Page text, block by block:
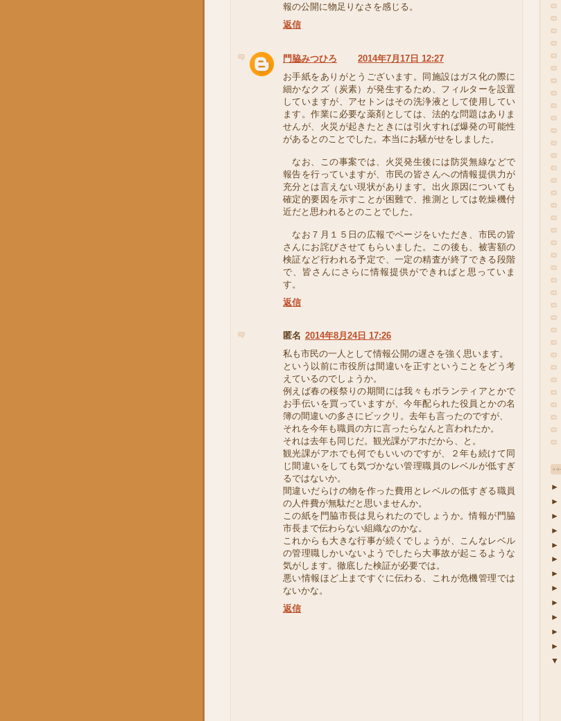
報の公開に物足りなさを感じる。
返信
門脇みつひろ
2014年7月17日 12:27
お手紙をありがとうございます。同施設はガス化の際に
細かなクズ（炭素）が発生するため、フィルターを設置
していますが、アセトンはその洗浄液として使用してい
ます。作業に必要な薬剤としては、法的な問題はありま
せんが、火災が起きたときには引火すれば爆発の可能性
があるとのことでした。本当にお騒がせをしました。
なお、この事案では、火災発生後には防災無線などで
報告を行っていますが、市民の皆さんへの情報提供力が
充分とは言えない現状があります。出火原因についても
確定的要因を示すことが困難で、推測としては乾燥機付
近だと思われるとのことでした。
なお７月１５日の広報でページをいただき、市民の皆
さんにお詫びさせてもらいました。この後も、被害額の
検証など行われる予定で、一定の精査が終了できる段階
で、皆さんにさらに情報提供ができればと思っていま
す。
返信
匿名 2014年8月24日 17:26
私も市民の一人として情報公開の遅さを強く思います。
という以前に市役所は間違いを正すということをどう考
えているのでしょうか。
例えば春の桜祭りの期間には我々もボランティアとかで
お手伝いを買っていますが、今年配られた役員とかの名
簿の間違いの多さにビックリ。去年も言ったのですが、
それを今年も職員の方に言ったらなんと言われたか。
それは去年も同じだ。観光課がアホだから、と。
観光課がアホでも何でもいいのですが、２年も続けて同
じ間違いをしても気づかない管理職員のレベルが低すぎ
るではないか。
間違いだらけの物を作った費用とレベルの低すぎる職員
の人件費が無駄だと思いませんか。
この紙を門脇市長は見られたのでしょうか。情報が門脇
市長まで伝わらない組織なのかな。
これからも大きな行事が続くでしょうが、こんなレベル
の管理職しかいないようでしたら大事故が起こるような
気がします。徹底した検証が必要では。
悪い情報ほど上まですぐに伝わる、これが危機管理では
ないかな。
返信
►
►
►
►
►
►
►
►
►
►
►
►
▼